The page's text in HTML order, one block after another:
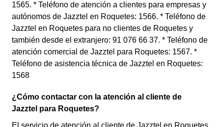
1565. * Teléfono de atención a clientes para empresas y
autónomos de Jazztel en Roquetes: 1566. * Teléfono de
Jazztel en Roquetes para no clientes de Roquetes y
también desde el extranjero: 91 076 66 37. * Teléfono de
atención comercial de Jazztel para Roquetes: 1567. *
Teléfono de asistencia técnica de Jazztel en Roquetes:
1568
¿Cómo contactar con la atención al cliente de
Jazztel para Roquetes?
El servicio de atención al cliente de Jazztel en Roquetes